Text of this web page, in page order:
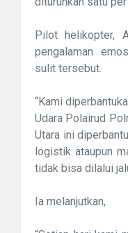
Pilot helikopter,
pengalaman
sulit tersebut.
“Kami
Udara Polairud
Utara ini
logistik ataupun
tidak bisa dilalui
Ia melanjutkan,